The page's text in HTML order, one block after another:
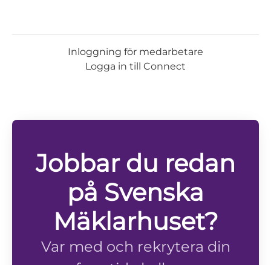
Inloggning för medarbetare
Logga in till Connect
Jobbar du redan
på Svenska
Mäklarhuset?
Var med och rekrytera din